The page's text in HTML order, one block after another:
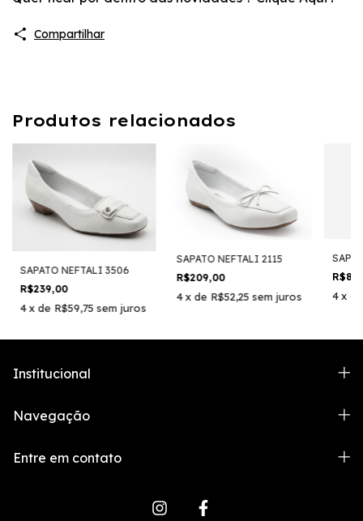
Compartilhar
Produtos relacionados
SAPATO NEFTALI 3506
R$239,00
4x de R$59,75 sem juros
SAPATO NEFTALI 2115
R$209,00
4x de R$52,25 sem juros 4x
Institucional
Navegação
Entre em contato